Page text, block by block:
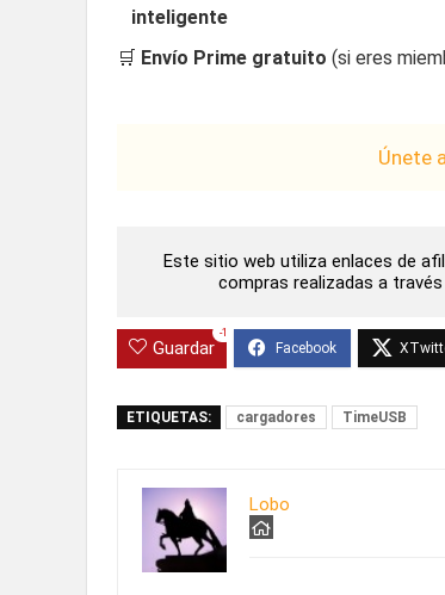
inteligente
🛒 Envío Prime gratuito (si eres
Únete
Este sitio web utiliza enlaces de
compras realizadas a
Guardar
-1
ETIQUETAS: cargadores TimeUSB
Lobo